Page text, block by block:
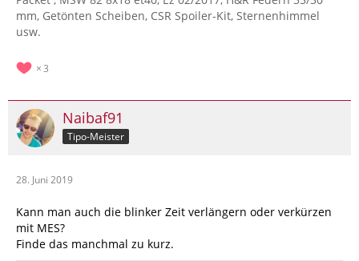
mm, Getönten Scheiben, CSR Spoiler-Kit, Sternenhimmel
usw.
3
Naibaf91
Tipo-Meister
28. Juni 2019
Kann man auch die blinker Zeit verlängern oder verkürzen
mit MES?
Finde das manchmal zu kurz.